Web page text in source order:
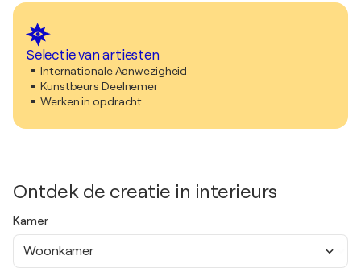
Selectie van artiesten
Internationale Aanwezigheid
Kunstbeurs Deelnemer
Werken in opdracht
Ontdek de creatie in interieurs
Kamer
Woonkamer